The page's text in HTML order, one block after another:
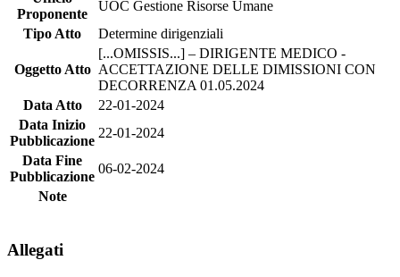
Proponente
UOC Gestione Risorse Umane
Tipo Atto
Determine dirigenziali
Oggetto Atto
[...OMISSIS...] – DIRIGENTE MEDICO -
ACCETTAZIONE DELLE DIMISSIONI CON
DECORRENZA 01.05.2024
Data Atto
22-01-2024
Data Inizio
Pubblicazione
22-01-2024
Data Fine
Pubblicazione
06-02-2024
Note
Allegati